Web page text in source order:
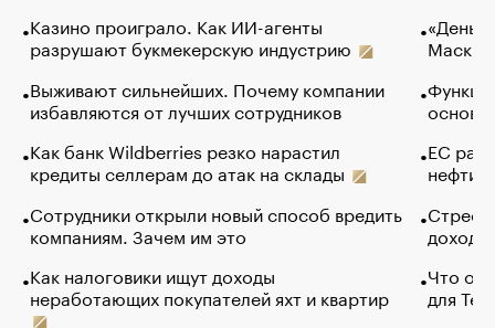
Казино проиграло. Как ИИ-агенты
разрушают букмекерскую индустрию
Выживают сильнейших. Почему компании
избавляются от лучших сотрудников
Как банк Wildberries резко нарастил
кредиты селлерам до атак на склады
Сотрудники открыли новый способ вредить
компаниям. Зачем им это
Как налоговики ищут доходы
неработающих покупателей яхт и квартир
Маск в
основ
ЕС
нефти
Что
для